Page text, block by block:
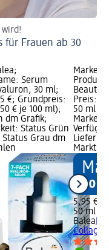
für Frauen ab 30
Serum
30 ml;
€; Grundpreis:
€ je 100 ml);
dm Grafik;
Status Grün
Status Grau dm
Marke:
Beauty
Preis:
50 ml
Marke
Markt
5,95 €
50 ml
Balea